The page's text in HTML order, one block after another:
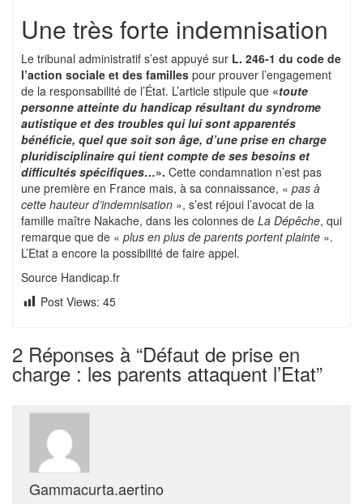
Une très forte indemnisation
Le tribunal administratif s’est appuyé sur L. 246-1 du code de
l’action sociale et des familles pour prouver l’engagement
de la responsabilité de l’État. L’article stipule que «toute
personne atteinte du handicap résultant du syndrome
autistique et des troubles qui lui sont apparentés
bénéficie, quel que soit son âge, d’une prise en charge
pluridisciplinaire qui tient compte de ses besoins et
difficultés spécifiques…». Cette condamnation n’est pas
une première en France mais, à sa connaissance, « pas à
cette hauteur d’indemnisation », s’est réjoui l’avocat de la
famille maître Nakache, dans les colonnes de La Dépêche, qui
remarque que de « plus en plus de parents portent plainte ».
L’Etat a encore la possibilité de faire appel.
Source Handicap.fr
Post Views: 45
2 Réponses à “Défaut de prise en
charge : les parents attaquent l’Etat”
Gammacurta.aertino